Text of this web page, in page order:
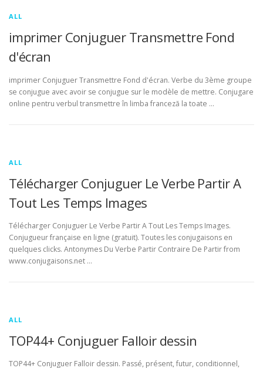
ALL
imprimer Conjuguer Transmettre Fond
d'écran
imprimer Conjuguer Transmettre Fond d'écran. Verbe du 3ème groupe
se conjugue avec avoir se conjugue sur le modèle de mettre. Conjugare
online pentru verbul transmettre în limba franceză la toate …
ALL
Télécharger Conjuguer Le Verbe Partir A
Tout Les Temps Images
Télécharger Conjuguer Le Verbe Partir A Tout Les Temps Images.
Conjugueur française en ligne (gratuit). Toutes les conjugaisons en
quelques clicks. Antonymes Du Verbe Partir Contraire De Partir from
www.conjugaisons.net …
ALL
TOP44+ Conjuguer Falloir dessin
TOP44+ Conjuguer Falloir dessin. Passé, présent, futur, conditionnel,